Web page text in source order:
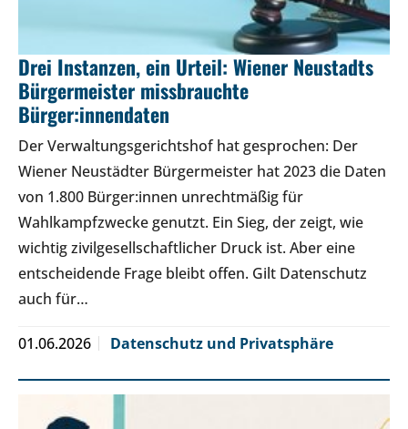
Drei Instanzen, ein Urteil: Wiener Neustadts
Bürgermeister missbrauchte
Bürger:innendaten
Der Verwaltungsgerichtshof hat gesprochen: Der
Wiener Neustädter Bürgermeister hat 2023 die Daten
von 1.800 Bürger:innen unrechtmäßig für
Wahlkampfzwecke genutzt. Ein Sieg, der zeigt, wie
wichtig zivilgesellschaftlicher Druck ist. Aber eine
entscheidende Frage bleibt offen. Gilt Datenschutz
auch für…
01.06.2026 Datenschutz und Privatsphäre